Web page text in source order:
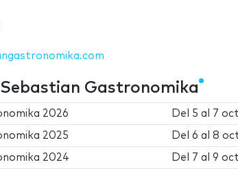
Sebastian Gastronomika
2026 Del 5 al 7
2025 Del6 al8
2024 Del 7 al9